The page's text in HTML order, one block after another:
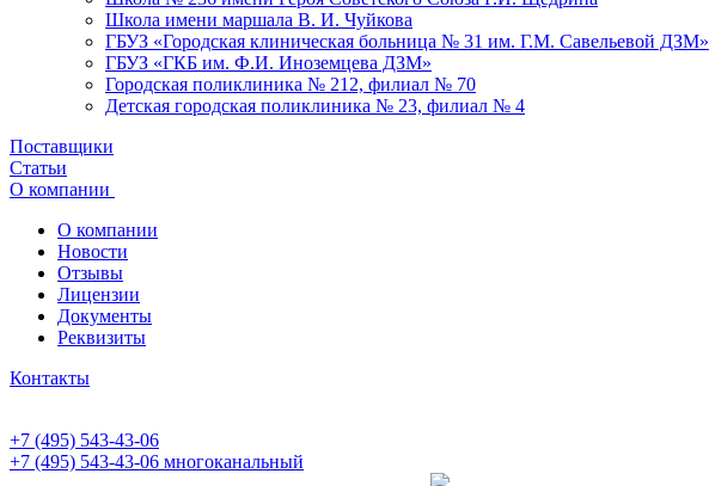
Школа имени маршала В. И. Чуйкова
ГБУЗ «Городская клиническая больница № 31 им. Г.М. Савельевой ДЗМ»
ГБУЗ «ГКБ им. Ф.И. Иноземцева ДЗМ»
Городская поликлиника № 212, филиал № 70
Детская городская поликлиника № 23, филиал № 4
Поставщики
Статьи
О компании
О компании
Новости
Отзывы
Лицензии
Документы
Реквизиты
Контакты
+7 (495) 543-43-06
+7 (495) 543-43-06 многоканальный